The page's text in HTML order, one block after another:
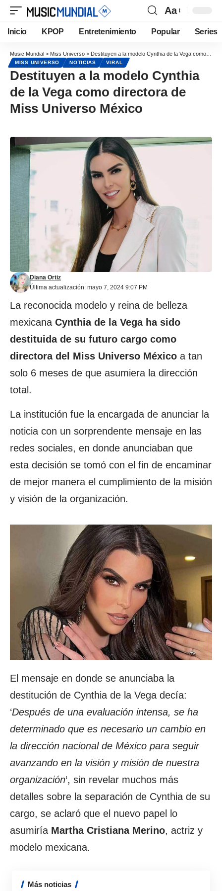
Aa
Inicio KPOP Entretenimiento Popular Series
Music Mundial > Miss Universo > Destituyen a la modelo Cynthia de la Vega como directora de Miss Universo México
MISS UNIVERSO NOTICIAS VIRAL
Destituyen a la modelo Cynthia
de la Vega como directora de
Miss Universo México
Última actualización: mayo 7, 2024 9:07 PM
Diana Ortiz
La reconocida modelo y reina de belleza
mexicana Cynthia de la Vega ha sido
destituida de su futuro cargo como
directora del Miss Universo México a tan
solo 6 meses de que asumiera la dirección
total.
La institución fue la encargada de anunciar la
noticia con un sorprendente mensaje en las
redes sociales, en donde anunciaban que
esta decisión se tomó con el fin de encaminar
de mejor manera el cumplimiento de la misión
y visión de la organización.
El mensaje en donde se anunciaba la
destitución de Cynthia de la Vega decía:
‘Después de una evaluación intensa, se ha
determinado que es necesario un cambio en
la dirección nacional de México para seguir
avanzando en la visión y misión de nuestra
organización‘, sin revelar muchos más
detalles sobre la separación de Cynthia de su
cargo, se aclaró que el nuevo papel lo
asumiría Martha Cristiana Merino, actriz y
modelo mexicana.
Más noticias